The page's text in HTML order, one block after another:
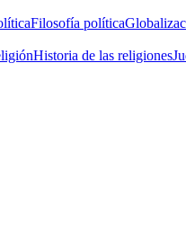
Filosofía política
Historia de las religiones